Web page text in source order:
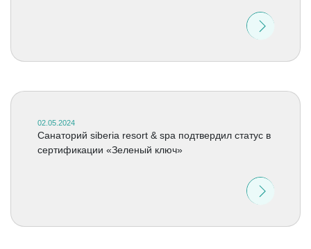
02.05.2024
Санаторий siberia resort & spa подтвердил статус в
сертификации «Зеленый ключ»